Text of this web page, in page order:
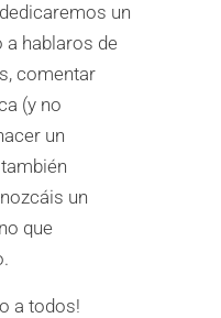
un
a hablaros de
comentar
(y no
un
un
que
a todos!